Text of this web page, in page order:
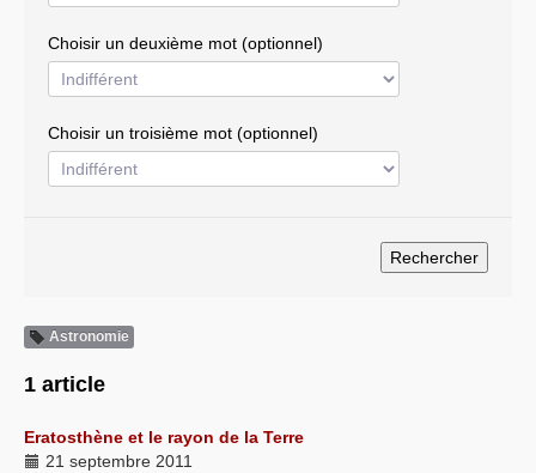
Choisir un deuxième mot (optionnel)
Choisir un troisième mot (optionnel)
Astronomie
1 article
Eratosthène et le rayon de la Terre
21 septembre 2011